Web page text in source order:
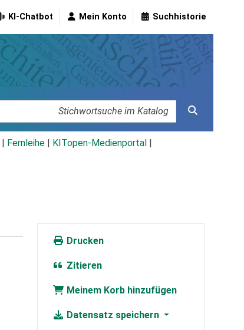
KI-Chatbot Mein Konto Suchhistorie
Fernleihe KITopen-Medienportal
Drucken
Zitieren
Meinem Korb hinzufügen
Datensatz speichern